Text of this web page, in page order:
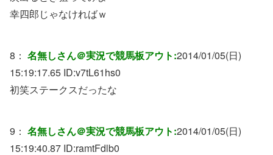
幸四郎じゃなければｗ
8： 名無しさん＠実況で競馬板アウト:2014/01/05(日)
15:19:17.65 ID:v7tL61hs0
初笑ステークスだったな
9： 名無しさん＠実況で競馬板アウト:2014/01/05(日)
15:19:40.87 ID:ramtFdlb0